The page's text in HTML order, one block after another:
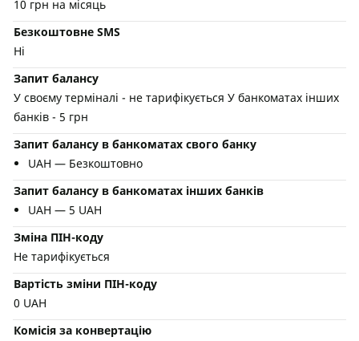
10 грн на місяць
Безкоштовне SMS
Ні
Запит балансу
У своєму терміналі - не тарифікується У банкоматах інших
банків - 5 грн
Запит балансу в банкоматах свого банку
UAH — Безкоштовно
Запит балансу в банкоматах інших банків
UAH — 5 UAH
Зміна ПІН-коду
Не тарифікується
Вартість зміни ПІН-коду
0 UAH
Комісія за конвертацію